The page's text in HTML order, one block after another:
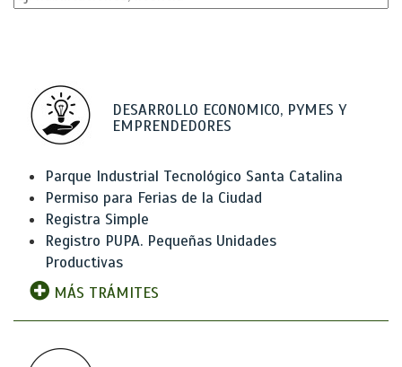
DESARROLLO ECONOMICO, PYMES Y
EMPRENDEDORES
Parque Industrial Tecnológico Santa Catalina
Permiso para Ferias de la Ciudad
Registra Simple
Registro PUPA. Pequeñas Unidades
Productivas
MÁS TRÁMITES